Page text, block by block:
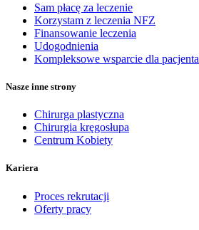
Sam płacę za leczenie
Korzystam z leczenia NFZ
Finansowanie leczenia
Udogodnienia
Kompleksowe wsparcie dla pacjenta
Nasze inne strony
Chirurga plastyczna
Chirurgia kręgosłupa
Centrum Kobiety
Kariera
Proces rekrutacji
Oferty pracy